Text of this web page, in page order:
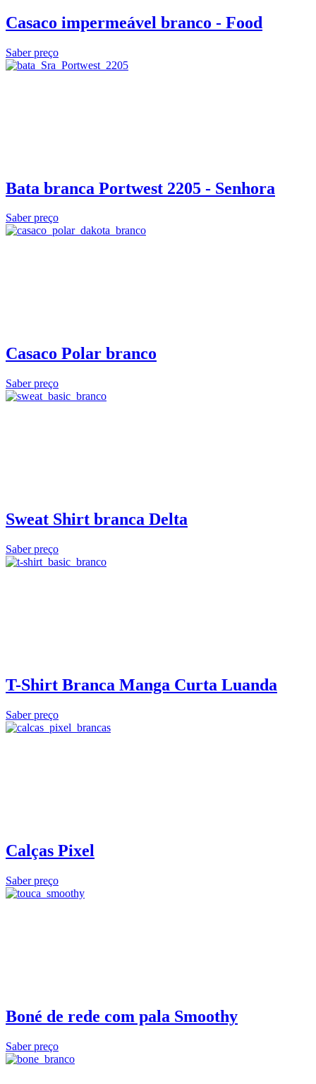
Casaco impermeável branco - Food
Saber preço
Bata branca Portwest 2205 - Senhora
Saber preço
Casaco Polar branco
Saber preço
Sweat Shirt branca Delta
Saber preço
T-Shirt Branca Manga Curta Luanda
Saber preço
Calças Pixel
Saber preço
Boné de rede com pala Smoothy
Saber preço